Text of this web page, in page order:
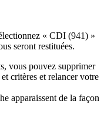
« CDI (941) »
seront restituées.
vous pouvez supprimer
critères et relancer votre
apparaissent de la façon